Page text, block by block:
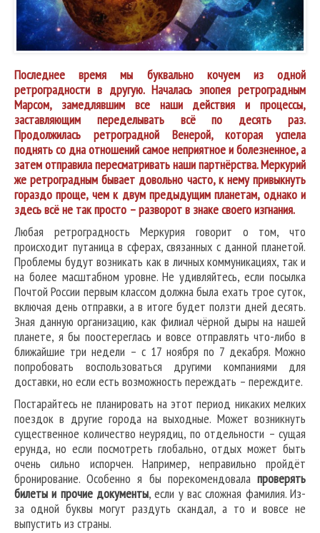
Последнее время мы буквально кочуем из одной
ретроградности в другую. Началась эпопея ретроградным
Марсом, замедлявшим все наши действия и процессы,
заставляющим переделывать всё по десять раз.
Продолжилась ретроградной Венерой, которая успела
поднять со дна отношений самое неприятное и болезненное, а
затем отправила пересматривать наши партнёрства. Меркурий
же ретроградным бывает довольно часто, к нему привыкнуть
гораздо проще, чем к двум предыдущим планетам, однако и
здесь всё не так просто – разворот в знаке своего изгнания.
Любая ретроградность Меркурия говорит о том, что
происходит путаница в сферах, связанных с данной планетой.
Проблемы будут возникать как в личных коммуникациях, так и
на более масштабном уровне. Не удивляйтесь, если посылка
Почтой России первым классом должна была ехать трое суток,
включая день отправки, а в итоге будет ползти дней десять.
Зная данную организацию, как филиал чёрной дыры на нашей
планете, я бы поостереглась и вовсе отправлять что-либо в
ближайшие три недели – с 17 ноября по 7 декабря. Можно
попробовать воспользоваться другими компаниями для
доставки, но если есть возможность переждать – переждите.
Постарайтесь не планировать на этот период никаких мелких
поездок в другие города на выходные. Может возникнуть
существенное количество неурядиц, по отдельности – сущая
ерунда, но если посмотреть глобально, отдых может быть
очень сильно испорчен. Например, неправильно пройдёт
бронирование. Особенно я бы порекомендовала проверять
билеты и прочие документы, если у вас сложная фамилия. Из-
за одной буквы могут раздуть скандал, а то и вовсе не
выпустить из страны.